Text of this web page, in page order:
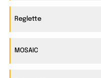
Reglette
MOSAIC